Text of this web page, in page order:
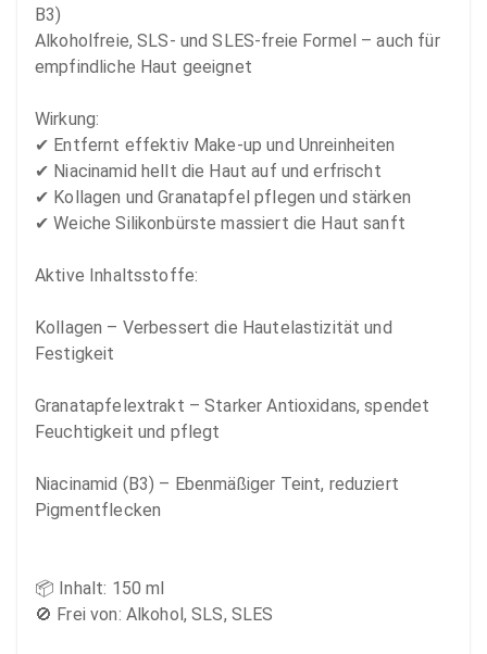
B3)
Alkoholfreie, SLS- und SLES-freie Formel – auch für
empfindliche Haut geeignet
Wirkung:
✔ Entfernt effektiv Make-up und Unreinheiten
✔ Niacinamid hellt die Haut auf und erfrischt
✔ Kollagen und Granatapfel pflegen und stärken
✔ Weiche Silikonbürste massiert die Haut sanft
Aktive Inhaltsstoffe:
Kollagen – Verbessert die Hautelastizität und
Festigkeit
Granatapfelextrakt – Starker Antioxidans, spendet
Feuchtigkeit und pflegt
Niacinamid (B3) – Ebenmäßiger Teint, reduziert
Pigmentflecken
📦 Inhalt: 150 ml
🚫 Frei von: Alkohol, SLS, SLES